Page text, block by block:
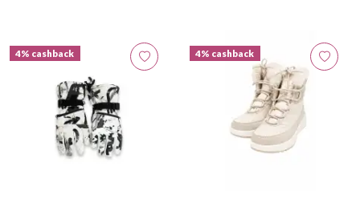
4% cashback 4% cashback